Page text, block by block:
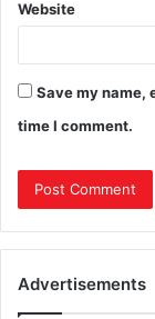
Website
Save my name,
time I comment.
Advertisements